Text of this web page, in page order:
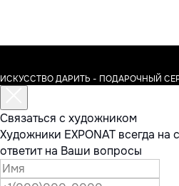
ИСКУССТВО ДАРИТЬ - ПОДАРОЧНЫЙ
Связаться с художником
Художники EXPONAT всегда на
ответит на Ваши вопросы